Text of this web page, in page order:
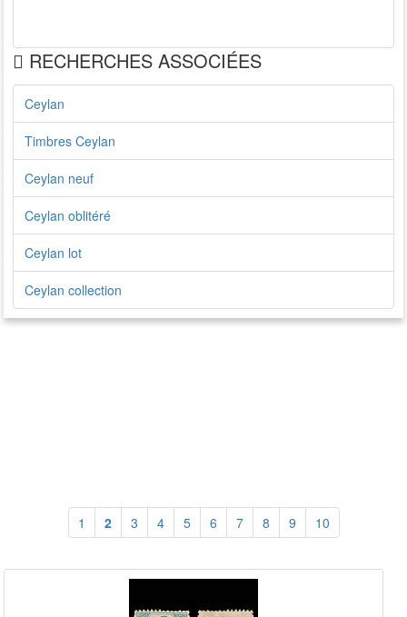
RECHERCHES ASSOCIÉES
Ceylan
Timbres Ceylan
Ceylan neuf
Ceylan oblitéré
Ceylan lot
Ceylan collection
1 2 3 4 5 6 7 8 9 10